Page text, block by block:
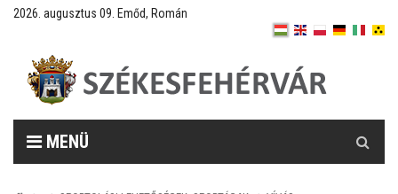
2026. augusztus 09. Emőd, Román
MENÜ